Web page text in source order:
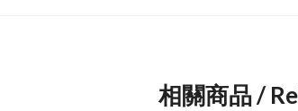
相關商品 /